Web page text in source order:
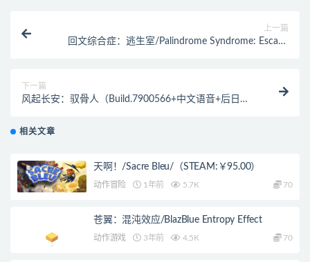
上一篇
回文综合症：逃生室/Palindrome Syndrome: Escape
下一篇
风起长安：驭骨人（Build.7900566+中文语音+后日谈
相关文章
天啊！/Sacre Bleu/（STEAM:￥95.00）
动作冒险 1年前 5.7K 70
苍翼：混沌效应/BlazBlue Entropy Effect
动作游戏 3年前 4.5K 70